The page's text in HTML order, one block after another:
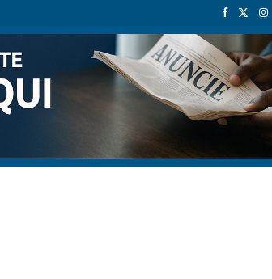
na visão Nova Lei das Informações